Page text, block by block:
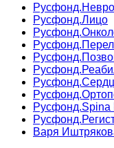
Русфонд.Лицо
Русфонд.Spina
Варя